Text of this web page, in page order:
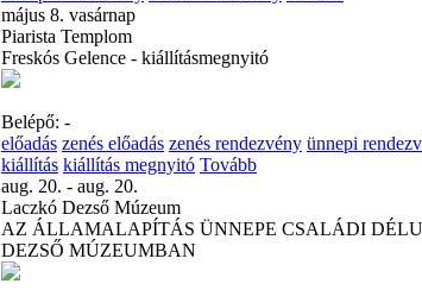
május 8. vasárnap
Piarista Templom
Freskós Gelence - kiállításmegnyitó
Belépő: -
előadás zenés előadás zenés rendezvény ünnepi
kiállítás kiállítás megnyitó Tovább
aug. 20. - aug. 20.
Laczkó Dezső Múzeum
AZ ÁLLAMALAPÍTÁS ÜNNEPE CSALÁDI
DEZSŐ MÚZEUMBAN